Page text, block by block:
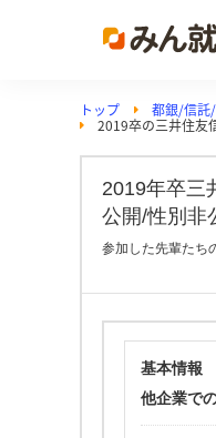
トップ 都銀/信託
2019卒の三井住友
2019年卒三
公開/性別非
参加した先輩たち
基本情報
他企業で